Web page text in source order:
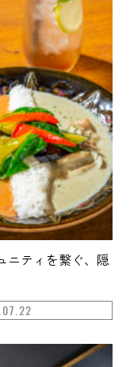
ニティを繋ぐ、隠